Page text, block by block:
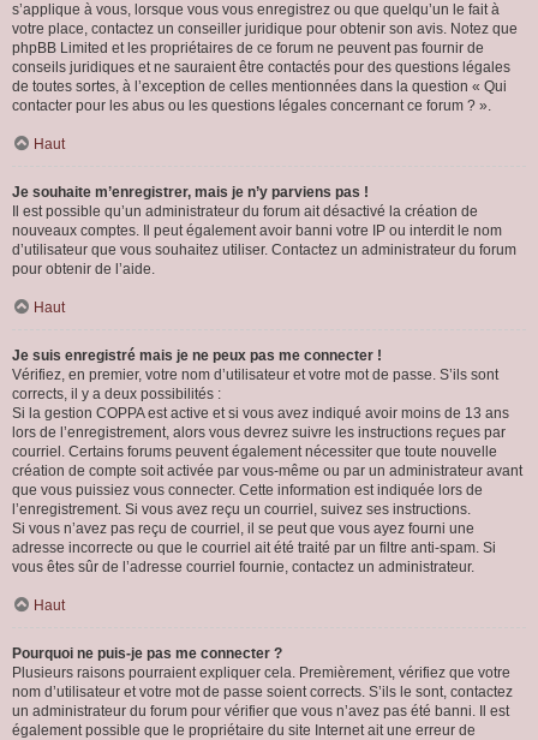
s’applique à vous, lorsque vous vous enregistrez ou que quelqu’un le fait à
votre place, contactez un conseiller juridique pour obtenir son avis. Notez que
phpBB Limited et les propriétaires de ce forum ne peuvent pas fournir de
conseils juridiques et ne sauraient être contactés pour des questions légales
de toutes sortes, à l’exception de celles mentionnées dans la question « Qui
contacter pour les abus ou les questions légales concernant ce forum ? ».
Haut
Je souhaite m’enregistrer, mais je n’y parviens pas !
Il est possible qu’un administrateur du forum ait désactivé la création de
nouveaux comptes. Il peut également avoir banni votre IP ou interdit le nom
d’utilisateur que vous souhaitez utiliser. Contactez un administrateur du forum
pour obtenir de l’aide.
Haut
Je suis enregistré mais je ne peux pas me connecter !
Vérifiez, en premier, votre nom d’utilisateur et votre mot de passe. S’ils sont
corrects, il y a deux possibilités :
Si la gestion COPPA est active et si vous avez indiqué avoir moins de 13 ans
lors de l’enregistrement, alors vous devrez suivre les instructions reçues par
courriel. Certains forums peuvent également nécessiter que toute nouvelle
création de compte soit activée par vous-même ou par un administrateur avant
que vous puissiez vous connecter. Cette information est indiquée lors de
l’enregistrement. Si vous avez reçu un courriel, suivez ses instructions.
Si vous n’avez pas reçu de courriel, il se peut que vous ayez fourni une
adresse incorrecte ou que le courriel ait été traité par un filtre anti-spam. Si
vous êtes sûr de l’adresse courriel fournie, contactez un administrateur.
Haut
Pourquoi ne puis-je pas me connecter ?
Plusieurs raisons pourraient expliquer cela. Premièrement, vérifiez que votre
nom d’utilisateur et votre mot de passe soient corrects. S’ils le sont, contactez
un administrateur du forum pour vérifier que vous n’avez pas été banni. Il est
également possible que le propriétaire du site Internet ait une erreur de